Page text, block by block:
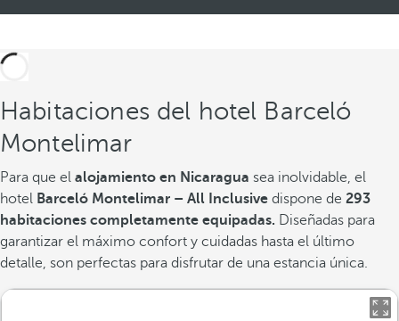
Habitaciones del hotel Barceló
Montelimar
Para que el alojamiento en Nicaragua sea inolvidable, el
hotel Barceló Montelimar – All Inclusive dispone de 293
habitaciones completamente equipadas. Diseñadas para
garantizar el máximo confort y cuidadas hasta el último
detalle, son perfectas para disfrutar de una estancia única.